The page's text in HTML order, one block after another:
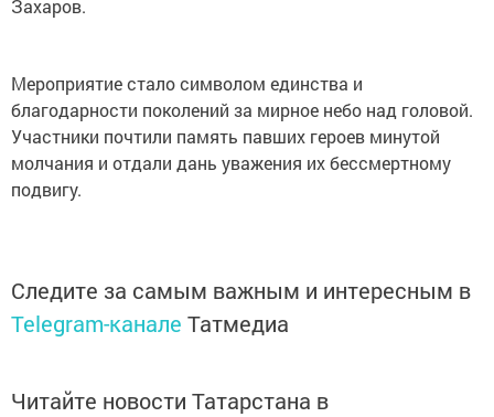
Захаров.
Мероприятие стало символом единства и
благодарности поколений за мирное небо над головой.
Участники почтили память павших героев минутой
молчания и отдали дань уважения их бессмертному
подвигу.
Следите за самым важным и интересным в
Telegram-канале Татмедиа
Читайте новости Татарстана в